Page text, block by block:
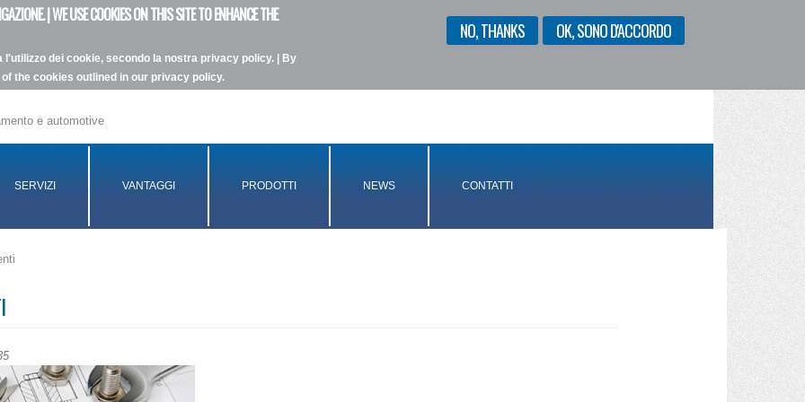
| WE USE COOKIES ON THIS SITE TO ENHANCE THE
dei cookie, secondo la nostra privacy policy. | By
the cookies outlined in our privacy policy.
OK, SONO D'ACCORDO
NO, THANKS
e automotive
SERVIZI VANTAGGI PRODOTTI NEWS CONTATTI